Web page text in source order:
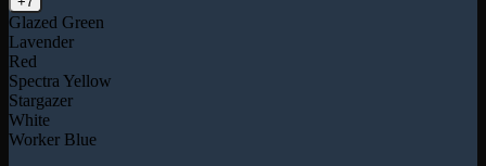
Glazed Green
Lavender
Red
Spectra Yellow
Stargazer
White
Worker Blue